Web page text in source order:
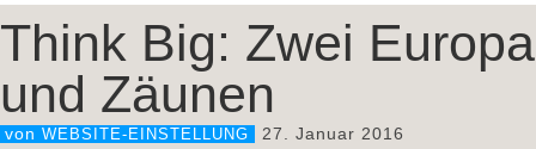
Think Big: Zwei
und Zäunen
von WEBSITE-EINSTELLUNG 27. Januar 2016